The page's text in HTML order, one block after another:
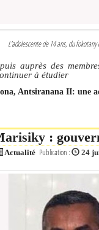
L'adolescente de 14 ans, du
auprès des
à étudier
Antsiranana II: une
:
Actualité Publication : 24